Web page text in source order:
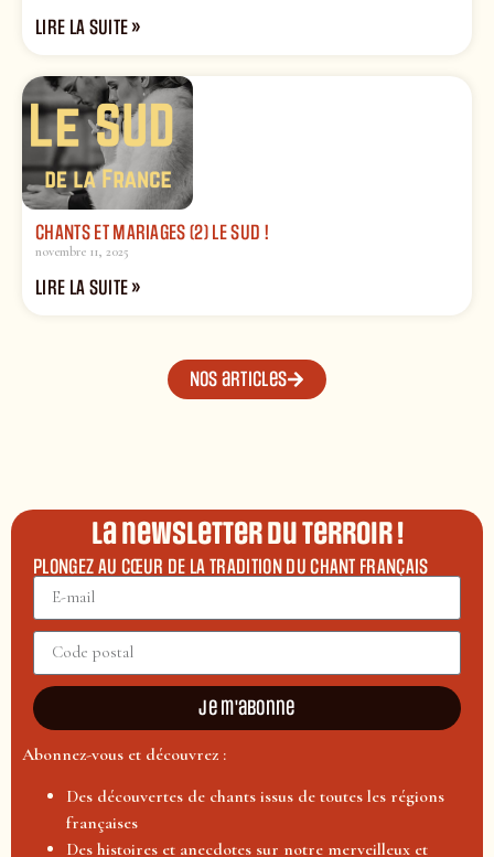
LIRE LA SUITE »
CHANTS ET MARIAGES (2) LE SUD !
novembre 11, 2025
LIRE LA SUITE »
Nos articles
La newsletter du terroir !
PLONGEZ AU CŒUR DE LA TRADITION DU CHANT FRANÇAIS
Je m'abonne
Abonnez-vous et découvrez :
Des découvertes de chants issus de toutes les régions
françaises
Des histoires et anecdotes sur notre merveilleux et